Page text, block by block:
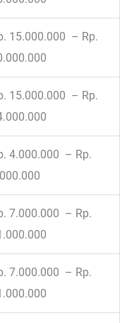
15.000.000 – Rp.
15.000.000 – Rp.
4.000.000 – Rp.
7.000.000 – Rp.
7.000.000 – Rp.